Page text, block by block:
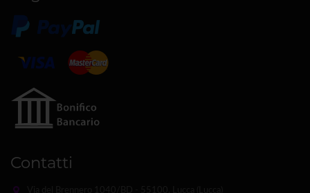
Contatti